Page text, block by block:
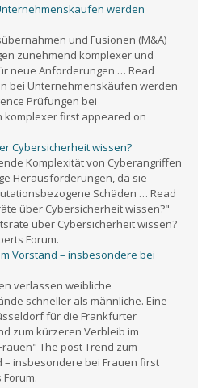
werden
und Fusionen (M&A)
zunehmend komplexer und
neue Anforderungen … Read
bei Unternehmenskäufen werden
Prüfungen bei
first appeared on
Cybersicherheit wissen?
Komplexität von Cyberangriffen
Herausforderungen, da sie
Schäden … Read
über Cybersicherheit wissen?"
über Cybersicherheit wissen?
Forum.
Vorstand – insbesondere bei
verlassen weibliche
schneller als männliche. Eine
für die Frankfurter
zum kürzeren Verbleib im
The post Trend zum
insbesondere bei Frauen first